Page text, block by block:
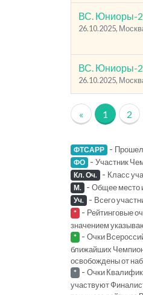
ВС. Юниоры-
26.10.2025,
ВС. Юниоры-
26.10.2025,
« 1 2
ФТСАРР - Прошел
ФО - Участник
Кл. Оч. - Класс
М. - Общее место
Уч. - Всего
* - Рейтинговые
значением
* - Очки
ближайших
освобождены от
* - Очки
участвуют